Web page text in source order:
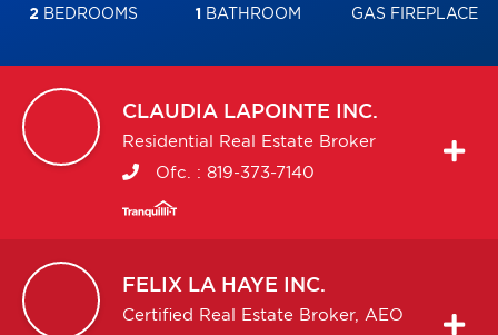
2BEDROOMS 1 BATHROOM GAS FIREPLACE
CLAUDIA LAPOINTE INC.
Residential Real Estate Broker
Ofc. : 819-373-7140
FELIX LA HAYE INC.
Certified Real Estate Broker, AEO